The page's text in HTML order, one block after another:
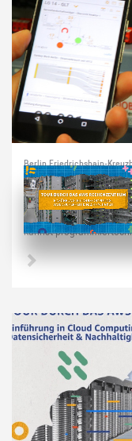
Berlin Friedrichshain-
Prak­ti­kum
Du hast dich in­ten­siv
kannst